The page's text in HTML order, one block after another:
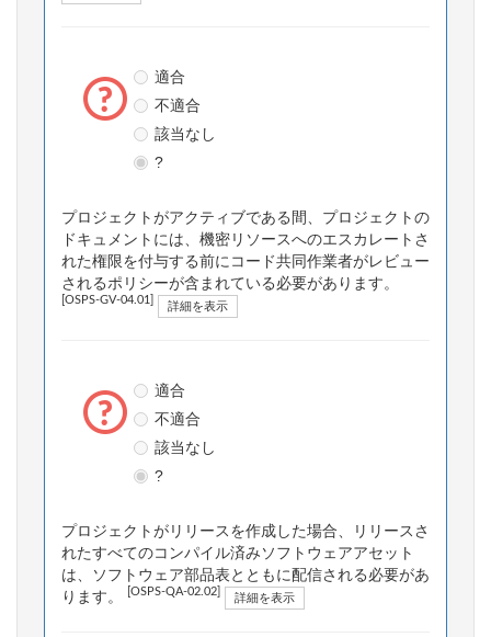
適合
不適合
該当なし
?
プロジェクトがアクティブである間、プロジェクトの
ドキュメントには、機密リソースへのエスカレートさ
れた権限を付与する前にコード共同作業者がレビュー
されるポリシーが含まれている必要があります。
[OSPS-GV-04.01] 詳細を表示
適合
不適合
該当なし
?
プロジェクトがリリースを作成した場合、リリースさ
れたすべてのコンパイル済みソフトウェアアセット
は、ソフトウェア部品表とともに配信される必要があ
ります。
[OSPS-QA-02.02] 詳細を表示